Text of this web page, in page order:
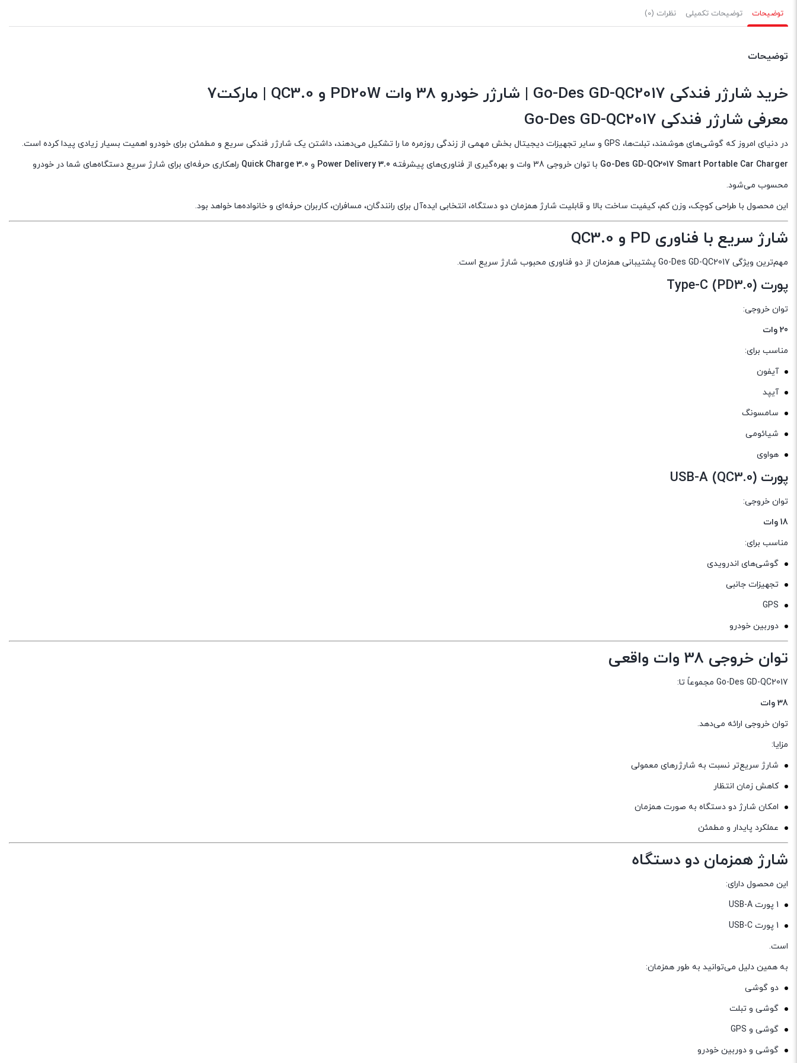
است.
است.
توضیحات توضیحات تکمیلی نظرات (0)
توضیحات
خرید شارژر فندکی Go-Des GD-QC2017 | شارژر خودرو 38 وات PD20W و QC3.0 | مارکت7
معرفی شارژر فندکی Go-Des GD-QC2017
در دنیای امروز که گوشی‌های هوشمند، تبلت‌ها، GPS و سایر تجهیزات دیجیتال بخش مهمی از زندگی روزمره ما را تشکیل می‌دهند، داشتن یک شارژر فندکی سریع و مطمئن برای خودرو اهمیت بسیار زیادی پیدا کرده است.
Go-Des GD-QC2017 Smart Portable Car Charger با توان خروجی 38 وات و بهره‌گیری از فناوری‌های پیشرفته Power Delivery 3.0 و Quick Charge 3.0 راهکاری حرفه‌ای برای شارژ سریع دستگاه‌های شما در خودرو
محسوب می‌شود.
این محصول با طراحی کوچک، وزن کم، کیفیت ساخت بالا و قابلیت شارژ همزمان دو دستگاه، انتخابی ایده‌آل برای رانندگان، مسافران، کاربران حرفه‌ای و خانواده‌ها خواهد بود.
شارژ سریع با فناوری PD و QC3.0
مهم‌ترین ویژگی Go-Des GD-QC2017 پشتیبانی همزمان از دو فناوری محبوب شارژ سریع است.
پورت Type-C (PD3.0)
توان خروجی:
20 وات
مناسب برای:
آیفون
آیپد
سامسونگ
شیائومی
هواوی
پورت USB-A (QC3.0)
توان خروجی:
18 وات
مناسب برای:
گوشی‌های اندرویدی
تجهیزات جانبی
GPS
دوربین خودرو
توان خروجی 38 وات واقعی
Go-Des GD-QC2017 مجموعاً تا:
38 وات
توان خروجی ارائه می‌دهد.
مزایا:
شارژ سریع‌تر نسبت به شارژرهای معمولی
کاهش زمان انتظار
امکان شارژ دو دستگاه به صورت همزمان
عملکرد پایدار و مطمئن
شارژ همزمان دو دستگاه
این محصول دارای:
1 پورت USB-A
1 پورت USB-C
است.
به همین دلیل می‌توانید به طور همزمان:
دو گوشی
گوشی و تبلت
گوشی و GPS
گوشی و دوربین خودرو